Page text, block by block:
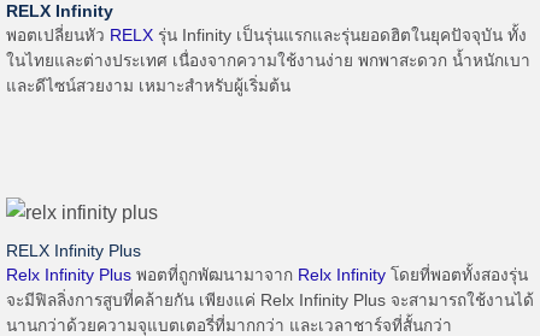
RELX Infinity
พอตเปลี่ยนหัว RELX รุ่น Infinity เป็นรุ่นแรกและรุ่นยอดฮิตในยุคปัจจุบัน ทั้ง
ในไทยและต่างประเทศ เนื่องจากความใช้งานง่าย พกพาสะดวก น้ำหนักเบา
และดีไซน์สวยงาม เหมาะสำหรับผู้เริ่มต้น
RELX Infinity Plus
Relx Infinity Plus พอตที่ถูกพัฒนามาจาก Relx Infinity โดยที่พอตทั้งสองรุ่น
จะมีฟิลลิ่งการสูบที่คล้ายกัน เพียงแค่ Relx Infinity Plus จะสามารถใช้งานได้
นานกว่าด้วยความจุแบตเตอรี่ที่มากกว่า และเวลาชาร์จที่สั้นกว่า